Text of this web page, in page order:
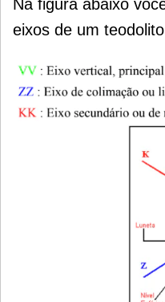
Na figura abaixo
eixos de um